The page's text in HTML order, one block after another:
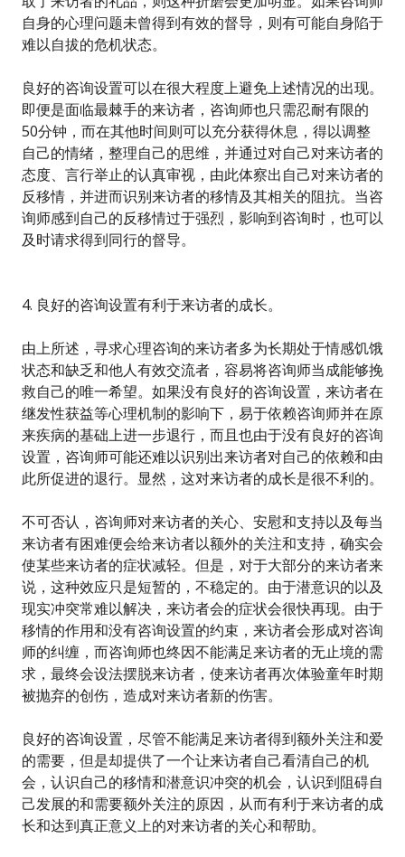
自身的心理问题未曾得到有效的督导，则有可能自身陷于
难以自拔的危机状态。
良好的咨询设置可以在很大程度上避免上述情况的出现。
即便是面临最棘手的来访者，咨询师也只需忍耐有限的
50分钟，而在其他时间则可以充分获得休息，得以调整
自己的情绪，整理自己的思维，并通过对自己对来访者的
态度、言行举止的认真审视，由此体察出自己对来访者的
反移情，并进而识别来访者的移情及其相关的阻抗。当咨
询师感到自己的反移情过于强烈，影响到咨询时，也可以
及时请求得到同行的督导。
4. 良好的咨询设置有利于来访者的成长。
由上所述，寻求心理咨询的来访者多为长期处于情感饥饿
状态和缺乏和他人有效交流者，容易将咨询师当成能够挽
救自己的唯一希望。如果没有良好的咨询设置，来访者在
继发性获益等心理机制的影响下，易于依赖咨询师并在原
来疾病的基础上进一步退行，而且也由于没有良好的咨询
设置，咨询师可能还难以识别出来访者对自己的依赖和由
此所促进的退行。显然，这对来访者的成长是很不利的。
不可否认，咨询师对来访者的关心、安慰和支持以及每当
来访者有困难便会给来访者以额外的关注和支持，确实会
使某些来访者的症状减轻。但是，对于大部分的来访者来
说，这种效应只是短暂的，不稳定的。由于潜意识的以及
现实冲突常难以解决，来访者会的症状会很快再现。由于
移情的作用和没有咨询设置的约束，来访者会形成对咨询
师的纠缠，而咨询师也终因不能满足来访者的无止境的需
求，最终会设法摆脱来访者，使来访者再次体验童年时期
被抛弃的创伤，造成对来访者新的伤害。
良好的咨询设置，尽管不能满足来访者得到额外关注和爱
的需要，但是却提供了一个让来访者自己看清自己的机
会，认识自己的移情和潜意识冲突的机会，认识到阻碍自
己发展的和需要额外关注的原因，从而有利于来访者的成
长和达到真正意义上的对来访者的关心和帮助。